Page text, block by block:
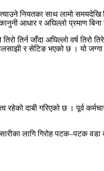
नियतका साथ लामो
आधार र अघिल्लो प्रमाण
तिर्न जाँदा अघिल्लो वर्ष
र सेटिङ भएको छ । यो जग्गा
दाबी गरिएको छ । पूर्व
लागि गिरोह पटक–पटक